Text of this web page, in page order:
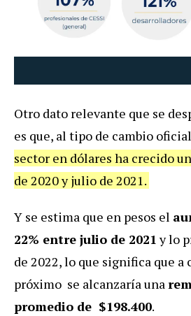
Otro dato relevante que se
es que, al tipo de cambio
sector en dólares ha crecido
de 2020 y julio de 2021.
Y se estima que en pesos el
22% entre julio de 2021y lo
de 2022, lo que significa que a
próximo se alcanzaría una
promedio de $198.400.